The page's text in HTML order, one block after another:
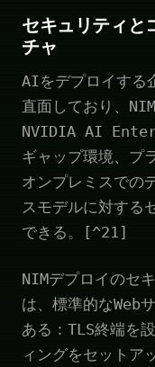
セキュリティと
チャ
AIをデプロイする
直面しており、
NVIDIA AI
ギャップ環境、プ
オンプレミスでの
スモデルに対する
できる。[^21]
NIMデプロイのセ
は、標準的なWeb
ある：TLS終端を
ィングをセットア